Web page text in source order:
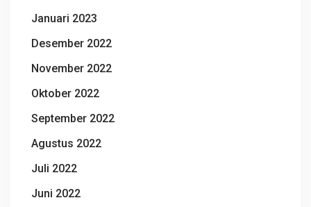
Januari 2023
Desember 2022
November 2022
Oktober 2022
September 2022
Agustus 2022
Juli 2022
Juni 2022